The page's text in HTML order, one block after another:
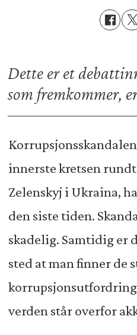
Dette er et
som fremkommer,
innerste kretsen
Zelenskyj i Ukraina,
den siste tiden.
skadelig. Samtidig er
sted at man finner de
verden står overfor